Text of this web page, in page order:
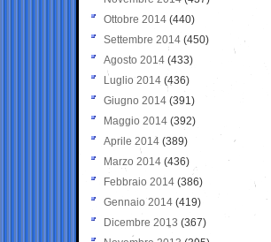
Ottobre 2014 (440)
Settembre 2014 (450)
Agosto 2014 (433)
Luglio 2014 (436)
Giugno 2014 (391)
Maggio 2014 (392)
Aprile 2014 (389)
Marzo 2014 (436)
Febbraio 2014 (386)
Gennaio 2014 (419)
Dicembre 2013 (367)